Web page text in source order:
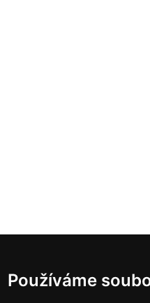
Používáme